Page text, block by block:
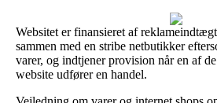
Websitet er finansieret af
sammen med en stribe netbutikker
varer, og indtjener provision når en af
website udfører en handel.